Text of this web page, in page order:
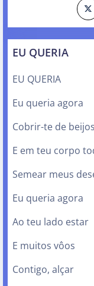
EU QUERIA
EU QUERIA
Eu queria agora
Cobrir-te de beijos
E em teu corpo
Semear meus
Eu queria agora
Ao teu lado estar
E muitos vôos
Contigo, alçar